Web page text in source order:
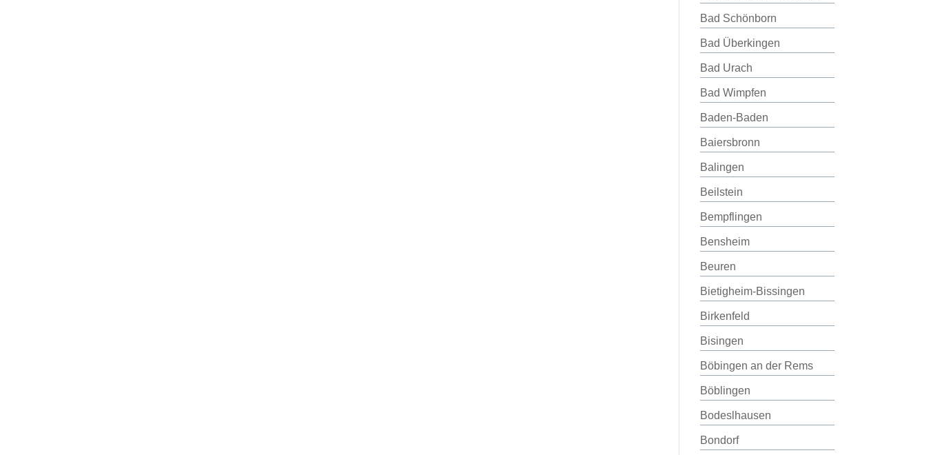
Bad Schönborn
Bad Überkingen
Bad Urach
Bad Wimpfen
Baden-Baden
Baiersbronn
Balingen
Beilstein
Bempflingen
Bensheim
Beuren
Bietigheim-Bissingen
Birkenfeld
Bisingen
Böbingen an der Rems
Böblingen
Bodeslhausen
Bondorf